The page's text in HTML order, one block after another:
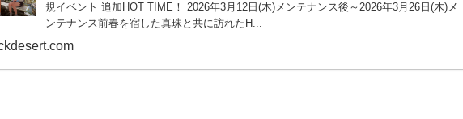
規イベント 追加HOT TIME！ 2026年3月12日(木)メンテナンス後～2026年3月26日(木)メ
ンテナンス前春を宿した真珠と共に訪れたH...